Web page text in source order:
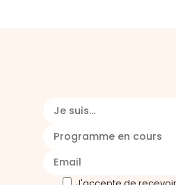
Je suis...
Programme en cours